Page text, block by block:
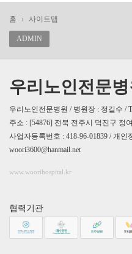
홈 사이트맵
ADMIN
우리노인전문병
우리노인전문병원 / 병원장 : 정길수 /
주소 : [54876] 전북 전주시 덕진구 정
사업자등록번호 : 418-96-01839 / 개
woori3600@hanmail.net
www.woorihospital.kr
협력기관